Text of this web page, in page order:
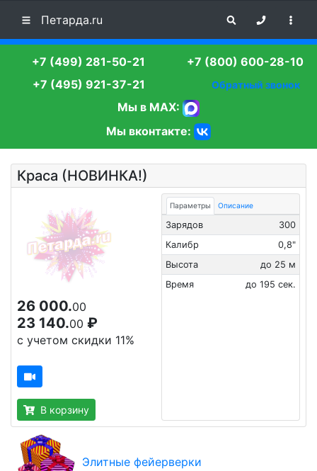
Петарда.ru
+7 (499) 281-50-21
+7 (495) 921-37-21
+7 (800) 600-28-10
Обратный звонок
Мы в MAX:
Мы вконтакте:
Краса (НОВИНКА!)
26 000.00
23 140.00 ₽
с учетом скидки 11%
В корзину
Параметры Описание
Зарядов
300
Калибр
0,8"
Высота
до 25 м
Время
до 195 сек.
Элитные фейерверки